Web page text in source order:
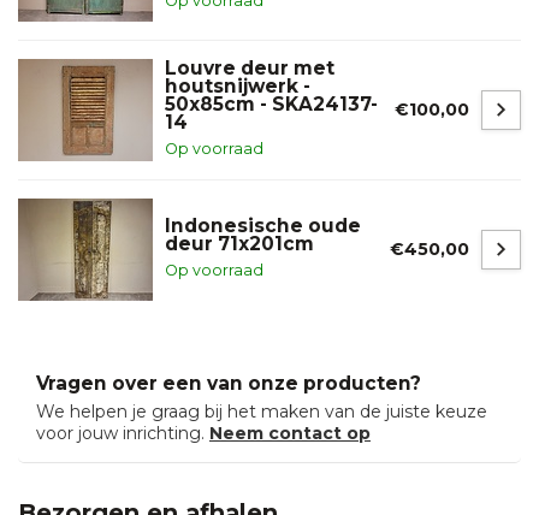
Louvre deur met
houtsnijwerk -
50x85cm - SKA24137-
14
Op voorraad
€100,00
Indonesische oude
deur 71x201cm
Op voorraad
€450,00
Vragen over een van onze producten?
We helpen je graag bij het maken van de juiste keuze
voor jouw inrichting. Neem contact op